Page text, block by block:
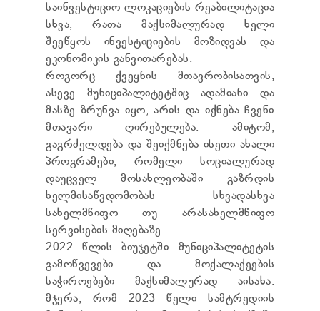
საინვესტიციო ლოკაციების რეაბილიტაცია
სხვა, რათა მაქსიმალურად ხელი
შეეწყოს ინვესტიციების მოზიდვას და
ეკონომიკის განვითარებას.
როგორც ქვეყნის მთავრობისათვის,
ასევე მუნიციპალიტეტშიც ადამიანი და
მასზე ზრუნვა იყო, არის და იქნება ჩვენი
მთავარი ღირებულება. ამიტომ,
გაგრძელდება და შეიქმნება ისეთი ახალი
პროგრამები, რომელი სოციალურად
დაუცველ მოსახლეობაში გაზრდის
ხელმისაწვდომობას სხვადასხვა
სახელმწიფო თუ არასახელმწიფო
სერვისების მიღებაზე.
2022 წლის ბიუჯეტში მუნიციპალიტეტის
გამოწვევები და მოქალაქეების
საჭიროებები მაქსიმალურად აისახა.
მჯერა, რომ 2023 წელი სამტრედიის